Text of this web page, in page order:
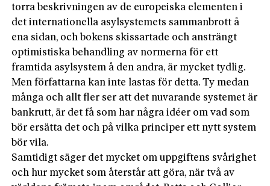
torra beskrivningen av de europeiska elementen i
det internationella asylsystemets sammanbrott å
ena sidan, och bokens skissartade och ansträngt
optimistiska behandling av normerna för ett
framtida asylsystem å den andra, är mycket tydlig.
Men författarna kan inte lastas för detta. Ty medan
många och allt fler ser att det nuvarande systemet är
bankrutt, är det få som har några idéer om vad som
bör ersätta det och på vilka principer ett nytt system
bör vila.
Samtidigt säger det mycket om uppgiftens svårighet
och hur mycket som återstår att göra, när två av